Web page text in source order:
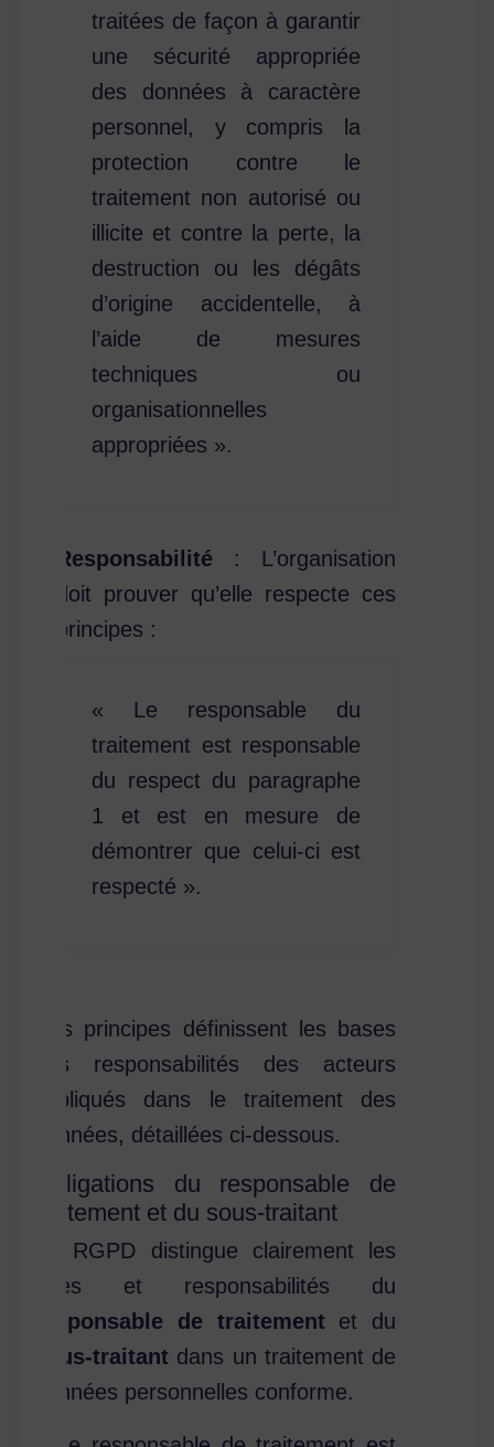
traitées de façon à garantir
une sécurité appropriée
des données à caractère
personnel, y compris la
protection contre le
traitement non autorisé ou
illicite et contre la perte, la
destruction ou les dégâts
d’origine accidentelle, à
l’aide de mesures
techniques ou
organisationnelles
appropriées ».
Responsabilité : L’organisation
doit prouver qu’elle respecte ces
principes :
« Le responsable du
traitement est responsable
du respect du paragraphe
1 et est en mesure de
démontrer que celui-ci est
respecté ».
Ces principes définissent les bases
des responsabilités des acteurs
impliqués dans le traitement des
données, détaillées ci-dessous.
Obligations du responsable de
traitement et du sous-traitant
Le RGPD distingue clairement les
rôles et responsabilités du
responsable de traitementet du
sous-traitant dans un traitement de
données personnelles conforme.